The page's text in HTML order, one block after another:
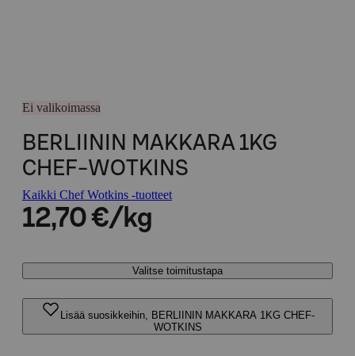
Ei valikoimassa
BERLIININ MAKKARA 1KG
CHEF-WOTKINS
Kaikki Chef Wotkins -tuotteet
12,70 €/kg
Valitse toimitustapa
Lisää suosikkeihin, BERLIININ MAKKARA 1KG CHEF-
WOTKINS